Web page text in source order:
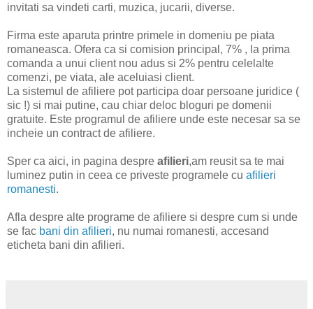
invitati sa vindeti carti, muzica, jucarii, diverse.
Firma este aparuta printre primele in domeniu pe piata
romaneasca. Ofera ca si comision principal, 7% , la prima
comanda a unui client nou adus si 2% pentru celelalte
comenzi, pe viata, ale aceluiasi client.
La sistemul de afiliere pot participa doar persoane juridice (
sic !) si mai putine, cau chiar deloc bloguri pe domenii
gratuite. Este programul de afiliere unde este necesar sa se
incheie un contract de afiliere.
Sper ca aici, in pagina despre afilieri,am reusit sa te mai
luminez putin in ceea ce priveste programele cu afilieri
romanesti.
Afla despre alte programe de afiliere si despre cum si unde
se fac bani din afilieri, nu numai romanesti, accesand
eticheta bani din afilieri.